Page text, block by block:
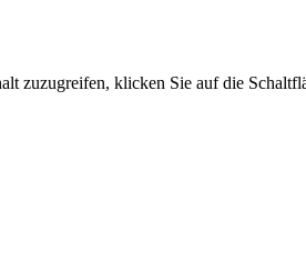
zuzugreifen, klicken Sie auf die